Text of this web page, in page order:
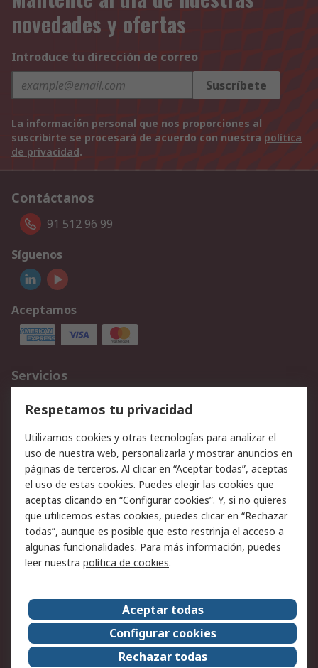
novedades y ofertas
Introduce tu dirección de correo
Suscríbete
La información personal que nos proporciones al
suscribirte se procesará de acuerdo con nuestra política
de privacidad.
Contáctanos
91 512 96 99
Síguenos
Aceptamos
Servicios
Cómo realizar pedidos
Devoluciones
Facturación y pago
Ofertas
Soporte técnico
Legal
Aviso legal
Política de privacidad -
Actualizada
Política sobre cookies
Seguridad de emails
Certificaciones de
Condiciones de venta
Acerca de RS
Acerca de RS
RS Group
RS en el mundo
Sala de prensa
Respetamos tu privacidad
Utilizamos cookies y otras tecnologías para analizar el
uso de nuestra web, personalizarla y mostrar anuncios en
páginas de terceros. Al clicar en “Aceptar todas”, aceptas
el uso de estas cookies. Puedes elegir las cookies que
aceptas clicando en “Configurar cookies”. Y, si no quieres
que utilicemos estas cookies, puedes clicar en “Rechazar
todas”, aunque es posible que esto restrinja el acceso a
algunas funcionalidades. Para más información, puedes
leer nuestra política de cookies.
Aceptar todas
Configurar cookies
Rechazar todas